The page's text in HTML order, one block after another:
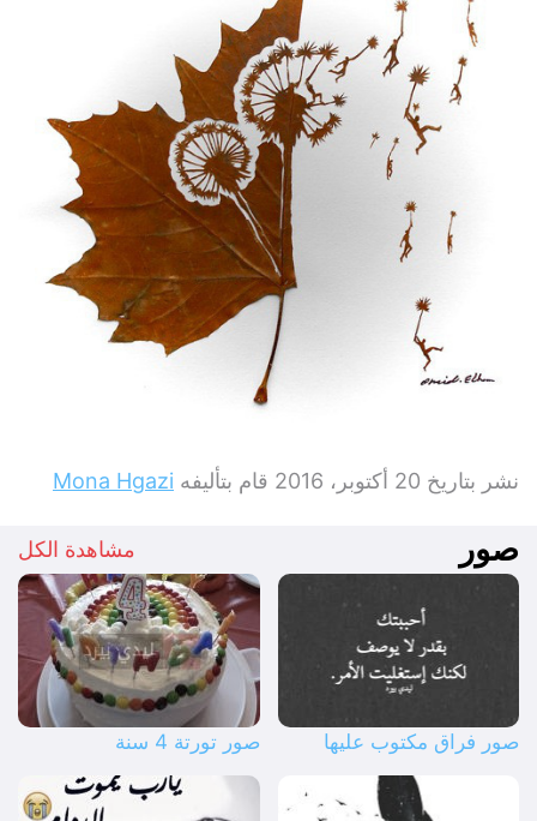
نشر بتاريخ 20 أكتوبر، 2016 قام بتأليفه Mona Hgazi
صور مشاهدة الكل
صور فراق مكتوب عليها صور تورتة 4 سنة